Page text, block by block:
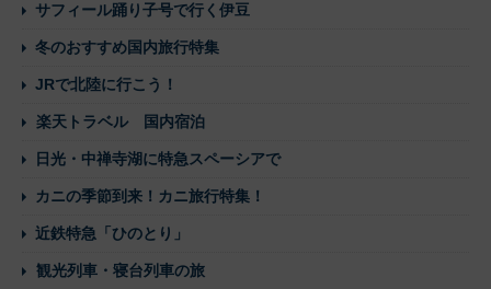
サフィール踊り子号で行く伊豆
冬のおすすめ国内旅行特集
JRで北陸に行こう！
楽天トラベル 国内宿泊
日光・中禅寺湖に特急スペーシアで
カニの季節到来！カニ旅行特集！
近鉄特急「ひのとり」
観光列車・寝台列車の旅